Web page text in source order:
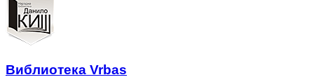
Bиблиотека Vrbas